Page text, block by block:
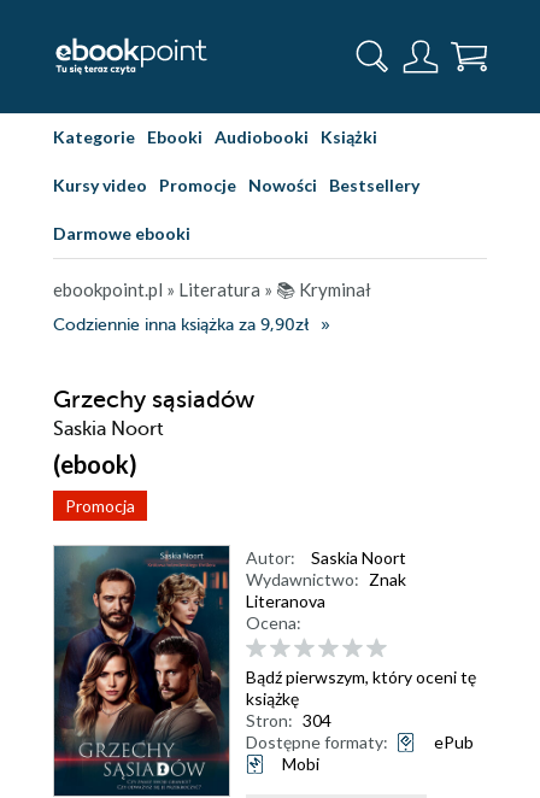
Kategorie Ebooki Audiobooki Książki
Kursy video Promocje Nowości Bestsellery
Darmowe ebooki
ebookpoint.pl » Literatura » 📚 Kryminał
Codziennie inna książka za 9,90zł
Grzechy sąsiadów
Saskia Noort
(ebook)
Promocja
Autor:
Saskia Noort
Wydawnictwo: Znak
Literanova
Ocena:
Bądź pierwszym, który oceni tę
książkę
Stron: 304
Dostępne formaty:
ePub
Mobi